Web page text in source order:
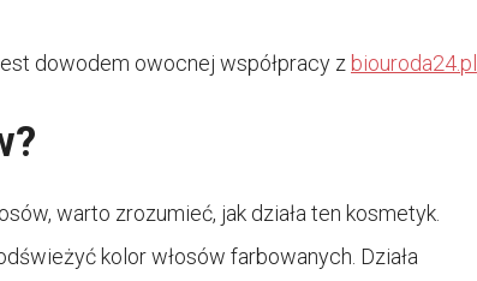
dowodem owocnej współpracy z biouroda24.pl
warto zrozumieć, jak działa ten kosmetyk.
kolor włosów farbowanych. Działa